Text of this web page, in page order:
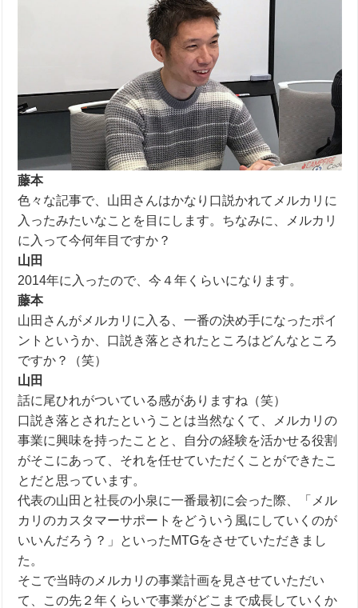
藤本
色々な記事で、山田さんはかなり口説かれてメルカリに
入ったみたいなことを目にします。 ちなみに、メルカリ
に入って今何年目ですか？
山田
2014年に入ったので、今４年くらいになります。
藤本
山田さんがメルカリに入る、一番の決め手になったポイ
ントというか、口説き落とされたところはどんなところ
ですか？（笑）
山田
話に尾ひれがついている感がありますね（笑）
口説き落とされたということは当然なくて、メルカリの
事業に興味を持ったことと、自分の経験を活かせる役割
がそこにあって、それを任せていただくことができたこ
とだと思っています。
代表の山田 と社長の小泉に一番最初に会った際、「メル
カリのカスタマーサポートをどういう風にしていくのが
いいんだろう？」といった MTGをさせていただきまし
た。
そこで当時のメルカリの事業計画を見させていただい
て、この先２年くらいで事業がどこまで成長していくか